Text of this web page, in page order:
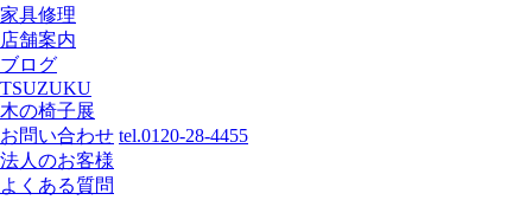
家具修理
店舗案内
ブログ
TSUZUKU
木の椅子展
お問い合わせ tel.0120-28-4455
法人のお客様
よくある質問